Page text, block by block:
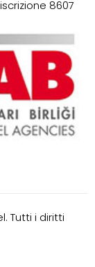
8607
Tutti i diritti